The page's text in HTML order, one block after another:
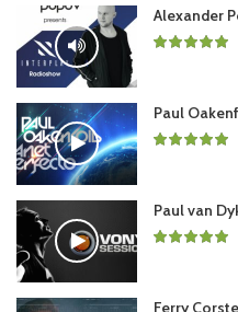
11 Amir Telem – Agent Of
12 Roger-M – In The Dark
13Paul Oakenfoldx Eve x
(Hollaphonic Remix) /
Paul Oakenfold–
/Perfecto/
Alexander
Paul
Paul van
Ferry